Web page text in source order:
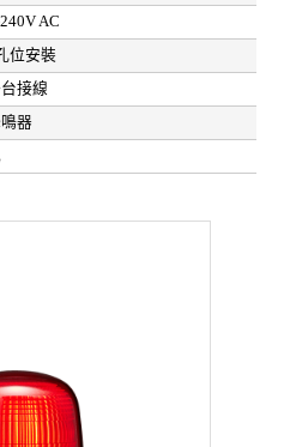
AC
位安裝
接線
器